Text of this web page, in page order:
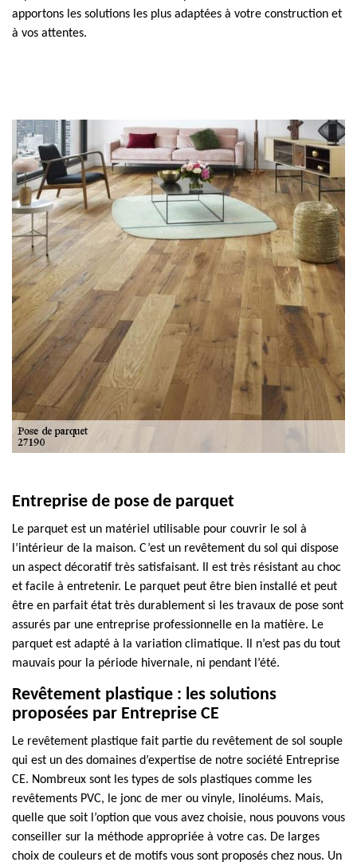
apportons les solutions les plus adaptées à votre construction et
à vos attentes.
Entreprise de pose de parquet
Le parquet est un matériel utilisable pour couvrir le sol à
l’intérieur de la maison. C’est un revêtement du sol qui dispose
un aspect décoratif très satisfaisant. Il est très résistant au choc
et facile à entretenir. Le parquet peut être bien installé et peut
être en parfait état très durablement si les travaux de pose sont
assurés par une entreprise professionnelle en la matière. Le
parquet est adapté à la variation climatique. Il n’est pas du tout
mauvais pour la période hivernale, ni pendant l’été.
Revêtement plastique : les solutions
proposées par Entreprise CE
Le revêtement plastique fait partie du revêtement de sol souple
qui est un des domaines d’expertise de notre société Entreprise
CE. Nombreux sont les types de sols plastiques comme les
revêtements PVC, le jonc de mer ou vinyle, linoléums. Mais,
quelle que soit l’option que vous avez choisie, nous pouvons vous
conseiller sur la méthode appropriée à votre cas. De larges
choix de couleurs et de motifs vous sont proposés chez nous. Un